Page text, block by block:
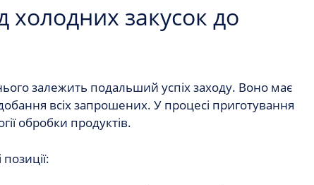
холодних закусок до
залежить подальший успіх заходу. Воно має
всіх запрошених. У процесі приготування
обробки продуктів.